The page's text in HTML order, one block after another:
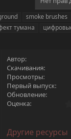
smoke brushes
тумана
Автор
Скачивания
Просмотры
Первый выпуск
Обновление
Оценка
Другие ресурсы